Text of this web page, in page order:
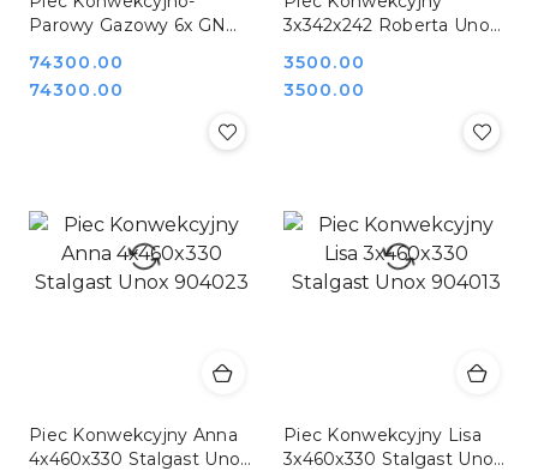
Parowy Gazowy 6x GN
Plus 24 kW Unox
9010662
Cena:
74300.00
Cena:
74300.00
3x342x242 Roberta Unox
Cena:
3500.00
Cena:
3500.00
Piec Konwekcyjny Anna
4x460x330 Stalgast Unox
Piec Konwekcyjny Lisa
3x460x330 Stalgast Unox